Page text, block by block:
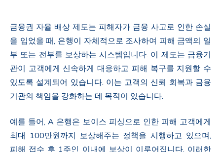
금융권 자율 배상 제도는 피해자가 금융 사고로 인한 손실
을 입었을 때, 은행이 자체적으로 조사하여 피해 금액의 일
부 또는 전부를 보상하는 시스템입니다. 이 제도는 금융기
관이 고객에게 신속하게 대응하고 피해 복구를 지원할 수
있도록 설계되어 있습니다. 이는 고객의 신뢰 회복과 금융
기관의 책임을 강화하는 데 목적이 있습니다.
예를 들어, A 은행은 보이스 피싱으로 인한 피해 고객에게
최대 100만원까지 보상해주는 정책을 시행하고 있으며,
피해 접수 후 1주인 이내에 보상이 이루어집니다. 이러한